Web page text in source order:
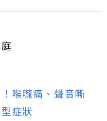
喉嚨痛、聲音嘶
症狀